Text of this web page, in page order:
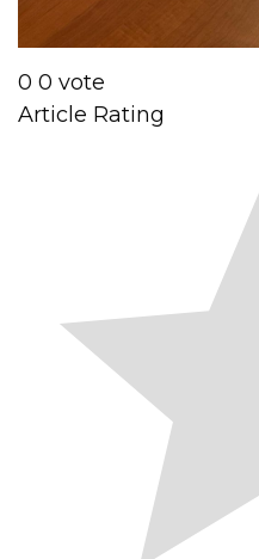
0 0 vote
Article Rating